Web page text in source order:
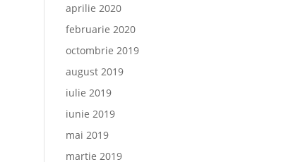
aprilie 2020
februarie 2020
octombrie 2019
august 2019
iulie 2019
iunie 2019
mai 2019
martie 2019